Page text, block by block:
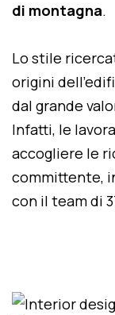
di montagna.
Lo stile
origini
dal grande
Infatti, le
accogliere le
committente,
con il team di